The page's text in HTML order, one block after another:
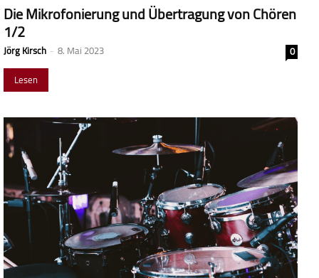
Die Mikrofonierung und Übertragung von Chören
1/2
Jörg Kirsch - 8. Mai 2023
0
Lesen